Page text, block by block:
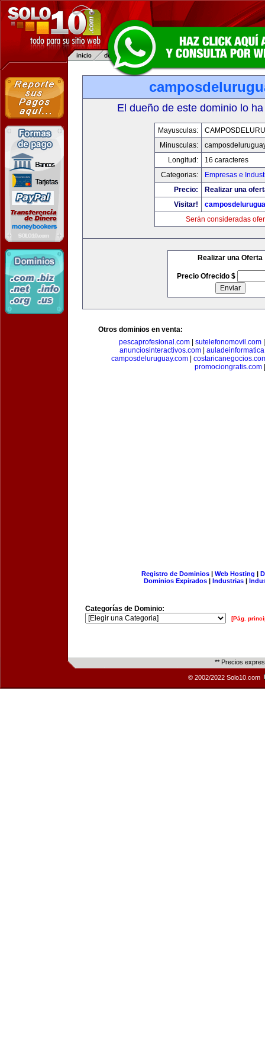
El dueño de este dominio lo
Mayusculas:
Minusculas:
Longitud:
16 caracteres
Categorias:
Empresas e
Precio:
Realizar una
Visitar!
Serán consideradas
Realizar una Oferta
Precio Ofrecido $
Otros dominios en venta:
pescaprofesional.com| sutelefonomovil.com
anunciosinteractivos.com|
camposdeluruguay.com|
promociongratis.com
Registro de Dominios| Web Hosting |
Dominios Expirados | Industrias |
Categorías de Dominio:
[Pág.
** Precios
© 2002/2022 Solo10.com